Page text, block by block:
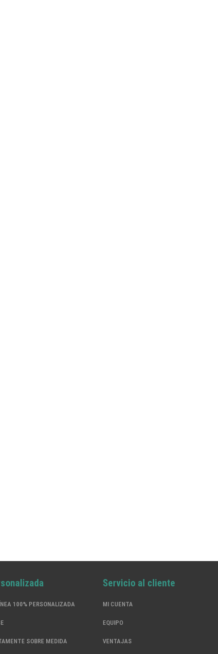
100% PERSONALIZADA
SOBRE MEDIDA
Servicio al cliente
MI CUENTA
EQUIPO
VENTAJAS